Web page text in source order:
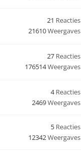
21 Reacties
21610Weergaves
27 Reacties
176514Weergaves
4Reacties
2469Weergaves
5 Reacties
12342Weergaves